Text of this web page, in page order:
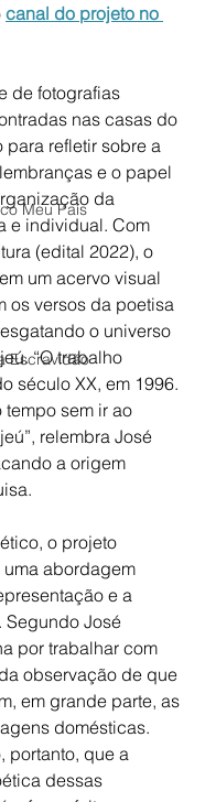
Meu País
Escravidão
canal do projeto no
de fotografias
nas casas do
para refletir sobre a
e o papel
da
e individual. Com
(edital 2022), o
um acervo visual
os versos da poetisa
o universo
“O trabalho
século XX, em 1996.
sem ir ao
relembra José
a origem
o projeto
abordagem
e a
Segundo José
por trabalhar com
observação de que
em grande parte, as
domésticas.
portanto, que a
dessas